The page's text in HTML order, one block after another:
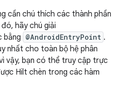
cần chú thích các thành phần
hãy chú giải
bằng @AndroidEntryPoint .
nhất cho toàn bộ hệ phân
vậy, bạn có thể truy cập trực
Hilt chèn trong các hàm